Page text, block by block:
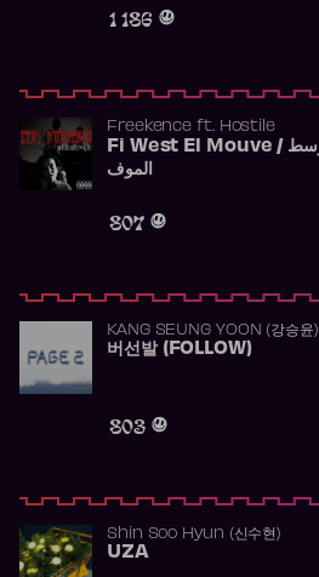
1 186
Freekence ft. Hostile
Fi West El Mouve / في وسط
الموف
807
KANG SEUNG YOON (강승윤)
버선발 (FOLLOW)
803
Shin Soo Hyun (신수현)
UZA